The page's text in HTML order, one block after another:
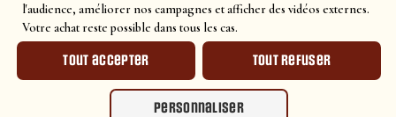
l'audience, améliorer nos campagnes et afficher des vidéos externes.
Votre achat reste possible dans tous les cas.
Tout accepter Tout refuser
Personnaliser